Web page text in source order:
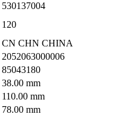
530137004
120
CN CHN CHINA
2052063000006
85043180
38.00 mm
110.00 mm
78.00 mm